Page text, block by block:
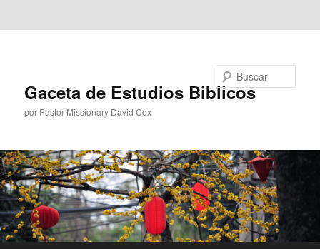
Gaceta de Estudios Biblicos
por Pastor-Missionary David Cox